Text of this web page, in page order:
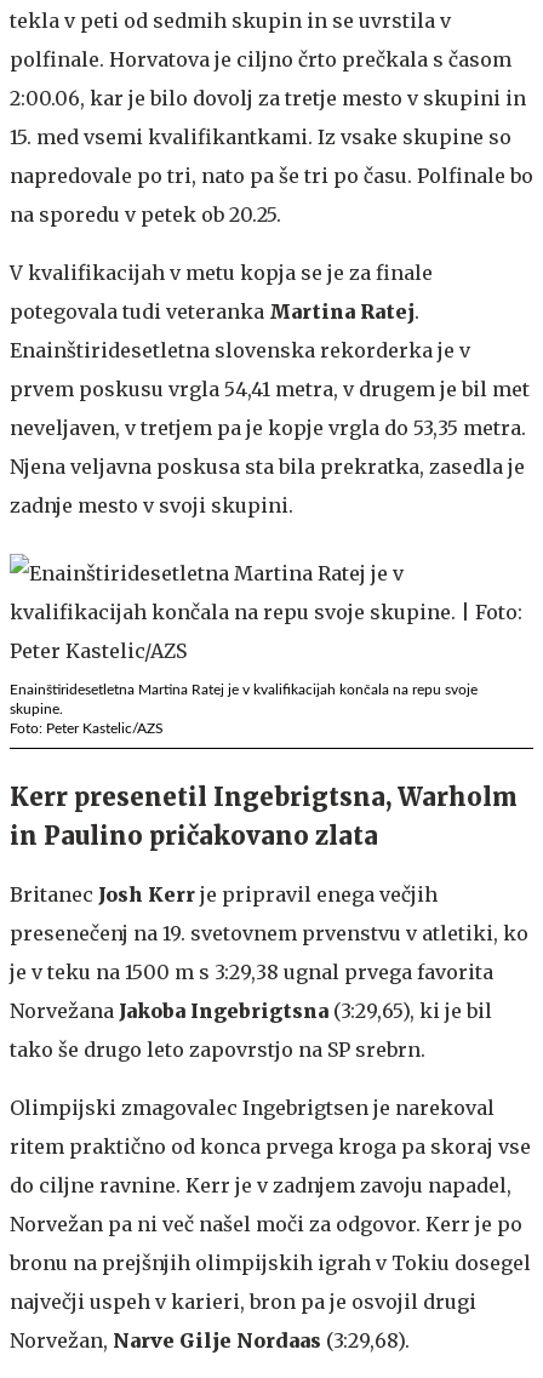
tekla v peti od sedmih skupin in se uvrstila v
polfinale. Horvatova je ciljno črto prečkala s časom
2:00.06, kar je bilo dovolj za tretje mesto v skupini in
15. med vsemi kvalifikantkami. Iz vsake skupine so
napredovale po tri, nato pa še tri po času. Polfinale bo
na sporedu v petek ob 20.25.
V kvalifikacijah v metu kopja se je za finale
potegovala tudi veteranka Martina Ratej.
Enainštiridesetletna slovenska rekorderka je v
prvem poskusu vrgla 54,41 metra, v drugem je bil met
neveljaven, v tretjem pa je kopje vrgla do 53,35 metra.
Njena veljavna poskusa sta bila prekratka, zasedla je
zadnje mesto v svoji skupini.
Enainštiridesetletna Martina Ratej je v kvalifikacijah končala na repu svoje
skupine.
Foto: Peter Kastelic/AZS
Kerr presenetil Ingebrigtsna, Warholm
in Paulino pričakovano zlata
Britanec Josh Kerr je pripravil enega večjih
presenečenj na 19. svetovnem prvenstvu v atletiki, ko
je v teku na 1500 m s 3:29,38 ugnal prvega favorita
Norvežana Jakoba Ingebrigtsna (3:29,65), ki je bil
tako še drugo leto zapovrstjo na SP srebrn.
Olimpijski zmagovalec Ingebrigtsen je narekoval
ritem praktično od konca prvega kroga pa skoraj vse
do ciljne ravnine. Kerr je v zadnjem zavoju napadel,
Norvežan pa ni več našel moči za odgovor. Kerr je po
bronu na prejšnjih olimpijskih igrah v Tokiu dosegel
največji uspeh v karieri, bron pa je osvojil drugi
Norvežan, Narve Gilje Nordaas (3:29,68).